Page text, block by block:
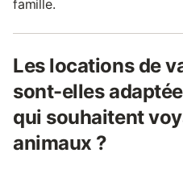
famille.
Les locations de
sont-elles
qui souhaitent
animaux ?